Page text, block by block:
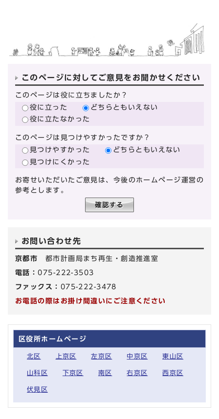
このページに対してご意見をお聞かせください
このページは役に立ちましたか？
役に立った
どちらともいえない
役に立たなかった
このページは見つけやすかったですか？
見つけやすかった
どちらともいえない
見つけにくかった
お寄せいただいたご意見は、今後のホームページ運営の
参考とします。
お問い合わせ先
京都市 都市計画局まち再生・創造推進室
電話：075-222-3503
ファックス： 075-222-3478
お電話の際はお掛け間違いにご注意ください
区役所ホームページ
北区 上京区 左京区 中京区 東山区
山科区 下京区 南区 右京区 西京区
伏見区